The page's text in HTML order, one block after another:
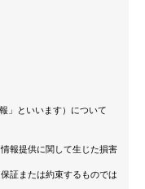
」といいます）について
報提供に関して生じた損害
証または約束するものでは